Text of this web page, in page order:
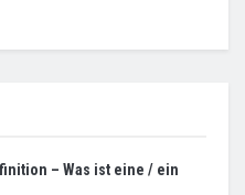
– Was ist eine / ein